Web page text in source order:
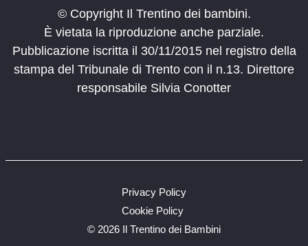
© Copyright Il Trentino dei bambini.
È vietata la riproduzione anche parziale.
Pubblicazione iscritta il 30/11/2015 nel registro della
stampa del Tribunale di Trento con il n.13. Direttore
responsabile Silvia Conotter
© 2026 Il Trentino dei Bambini
Privacy Policy
Cookie Policy